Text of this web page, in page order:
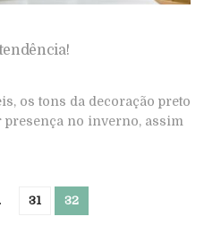
os tons da decoração preto
presença no inverno, assim
31 32